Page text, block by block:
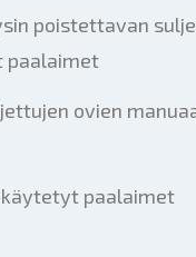
poistettavan
paalaimet
ovien
käytetyt paalaimet